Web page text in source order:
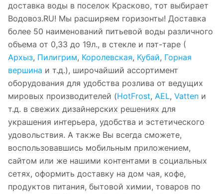
доставка воды в поселок Красково, тот выбирает
Водовоз.RU! Мы расширяем горизонты! Доставка
более 50 наименований питьевой воды различного
объема от 0,33 до 19л., в стекле и пэт-таре (
Архыз, Пилигрим, Королевская, Кубай, Горная
вершина и т.д.), широчайший ассортимент
оборудования для удобства розлива от ведущих
мировых производителей (HotFrost, AEL, Vatten и
т.д. в свежих дизайнерских решениях для
украшения интерьера, удобства и эстетического
удовольствия. А также Вы всегда сможете,
воспользовавшись мобильным приложением,
сайтом или же нашими контентами в социальных
сетях, оформить доставку на дом чая, кофе,
продуктов питания, бытовой химии, товаров по